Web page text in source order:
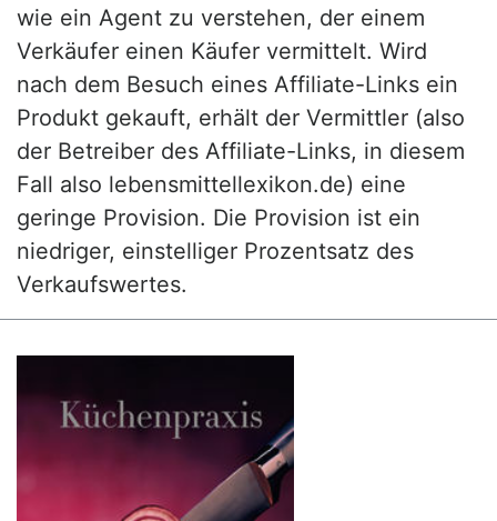
wie ein Agent zu verstehen, der einem
Verkäufer einen Käufer vermittelt. Wird
nach dem Besuch eines Affiliate-Links ein
Produkt gekauft, erhält der Vermittler (also
der Betreiber des Affiliate-Links, in diesem
Fall also lebensmittellexikon.de) eine
geringe Provision. Die Provision ist ein
niedriger, einstelliger Prozentsatz des
Verkaufswertes.